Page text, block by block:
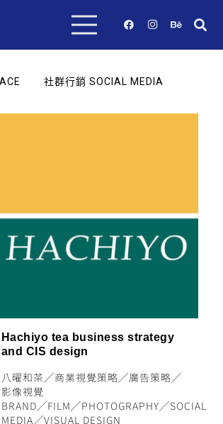
社群行銷 SOCIAL MEDIA
Hachiyo tea business strategy
and CIS design
八曜和茶 ╱商業視覺策略╱廣告策略╱
影像視覺
BRAND╱FILM ╱PHOTOGRAPHY╱SOCIAL
MEDIA╱VISUAL DESIGN